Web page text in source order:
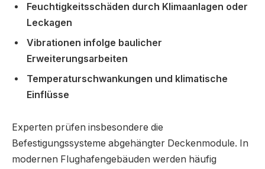
Feuchtigkeitsschäden durch Klimaanlagen oder
Leckagen
Vibrationen infolge baulicher
Erweiterungsarbeiten
Temperaturschwankungen und klimatische
Einflüsse
Experten prüfen insbesondere die
Befestigungssysteme abgehängter Deckenmodule. In
modernen Flughafengebäuden werden häufig